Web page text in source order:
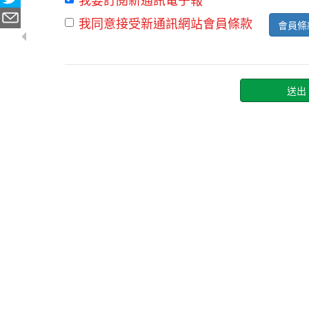
我同意接受新通訊網站會員條款
會員